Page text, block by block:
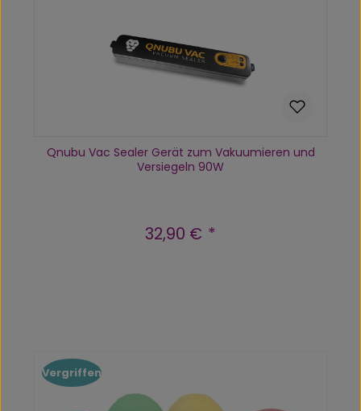
Qnubu Vac Sealer Gerät zum Vakuumieren und
Versiegeln 90W
Regulärer Preis:
32,90 €
Vergriffen